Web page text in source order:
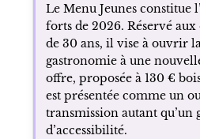
Le Menu Jeunes constitue
forts de 2026. Réservé
de 30 ans, il vise à ouvrir
gastronomie à une
offre, proposée à 130 €
est présentée comme un
transmission autant qu’un
d’accessibilité.